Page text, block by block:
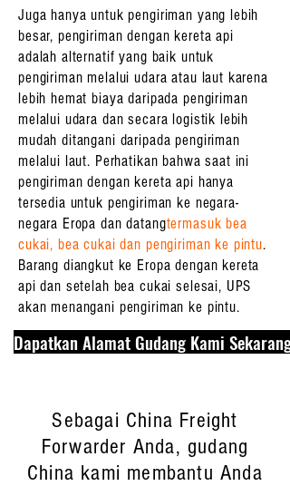
Juga hanya untuk pengiriman yang lebih
besar, pengiriman dengan kereta api
adalah alternatif yang baik untuk
pengiriman melalui udara atau laut karena
lebih hemat biaya daripada pengiriman
melalui udara dan secara logistik lebih
mudah ditangani daripada pengiriman
melalui laut. Perhatikan bahwa saat ini
pengiriman dengan kereta api hanya
tersedia untuk pengiriman ke negara-
negara Eropa dan datangtermasuk bea
cukai, bea cukai dan pengiriman ke pintu.
Barang diangkut ke Eropa dengan kereta
api dan setelah bea cukai selesai, UPS
akan menangani pengiriman ke pintu.
Dapatkan Alamat Gudang Kami Sekarang
Sebagai China Freight
Forwarder Anda, gudang
China kami membantu Anda